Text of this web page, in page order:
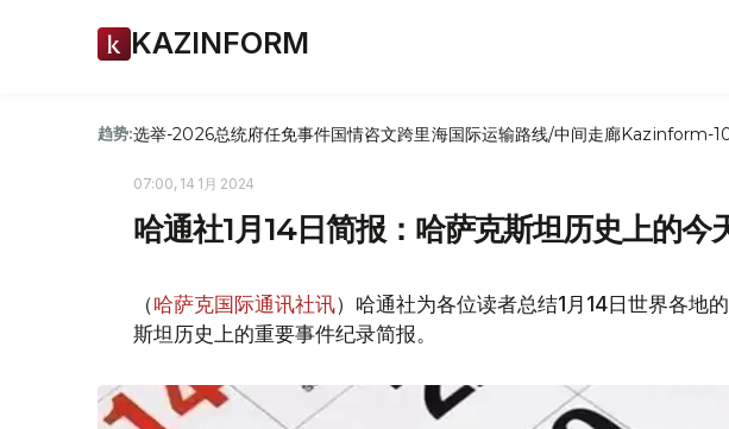
KAZINFORM
趋势:选举-2026总统府任免事件国情咨文跨里海国际运输路线/中间走廊Kazinform-
07:00, 14 1月 2024
哈通社1月14日简报：哈萨克斯坦历史上的今
（哈萨克国际通讯社讯）哈通社为各位读者总结1月14日世界各地
斯坦历史上的重要事件纪录简报。